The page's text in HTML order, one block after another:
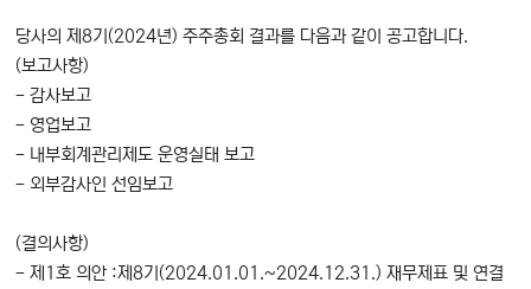
당사의 제8기(2024년) 주주총회 결과를 다음과 같이 공고합니다.
(보고사항)
- 감사보고
- 영업보고
- 내부회계관리제도 운영실태 보고
- 외부감사인 선임보고
(결의사항)
- 제1호 의안 :제8기(2024.01.01.~2024.12.31.) 재무제표 및 연결